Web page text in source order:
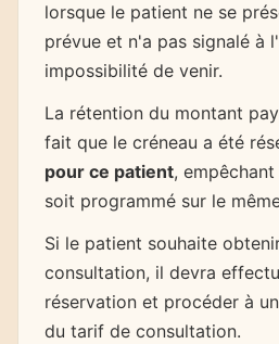
lorsque le patient ne se
prévue et n'a pas signalé à
impossibilité de venir.
La rétention du montant
fait que le créneau a été
pour ce patient,
soit programmé sur le
Si le patient souhaite
consultation, il devra
réservation et procéder à
du tarif de consultation.